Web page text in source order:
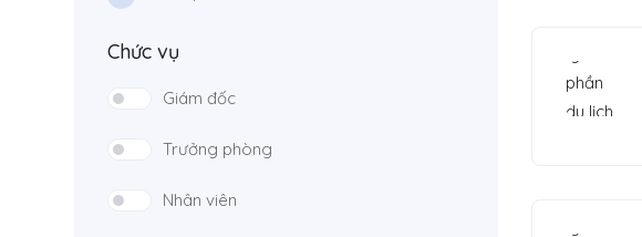
Chức vụ
Giám đốc
Trưởng phòng
Nhân viên